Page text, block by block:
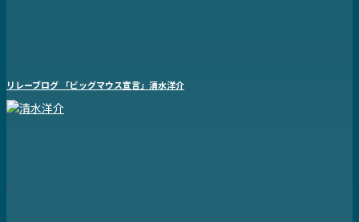
リレーブログ 「ビッグマウス宣言」清水洋介